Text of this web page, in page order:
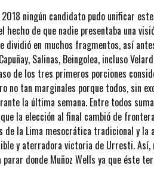
ningún candidato pudo unificar
hecho de que nadie presentaba una
dividió en muchos fragmentos, así
Salinas, Beingolea, incluso
de los tres primeros porciones
no tan marginales porque todos, sin
la última semana. Entre todos
la elección al final cambió de
de la Lima mesocrática tradicional y la
y aterradora victoria de Urresti.
donde Muñoz Wells ya que éste